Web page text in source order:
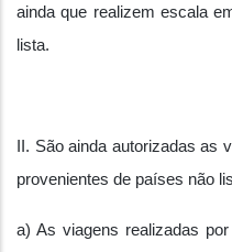
ainda que realizem escala
lista.
II. São ainda autorizadas as
provenientes de países não
a) As viagens realizadas